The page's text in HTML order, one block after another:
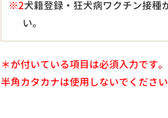
※2犬籍登録・狂犬病ワクチン接種
い。
＊が付いている項目は必須入力です。
半角カタカナは使用しないでください